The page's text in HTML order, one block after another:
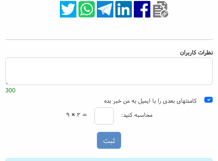
نظرات کاربران
300
کامنتهای بعدی را با ایمیل به من خبر بده
محاسبه کنید:
۹ × ۳ =